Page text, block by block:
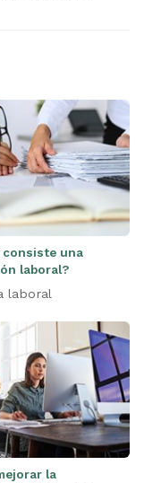
consiste una
laboral?
laboral
la